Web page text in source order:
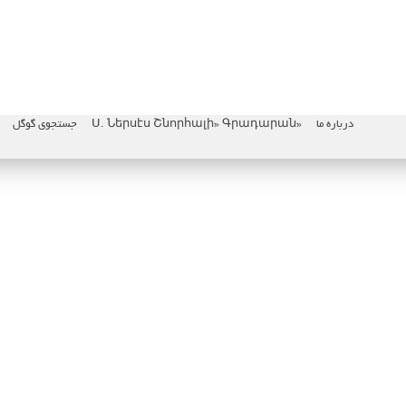
درباره ما «Ս. Ներսէս Շնորհալի» Գրադարան جستجوی گوگل